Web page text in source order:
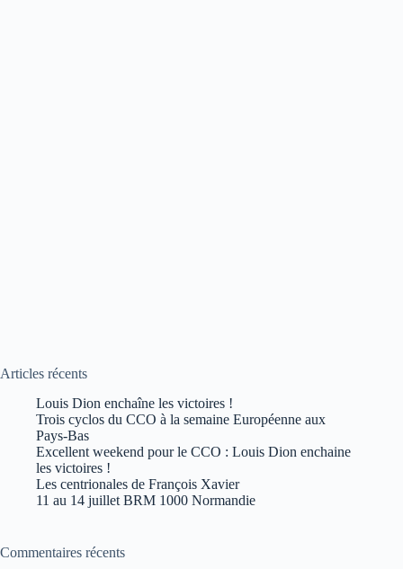
Articles récents
Louis Dion enchaîne les victoires !
Trois cyclos du CCO à la semaine Européenne aux
Pays-Bas
Excellent weekend pour le CCO : Louis Dion enchaine
les victoires !
Les centrionales de François Xavier
11 au 14 juillet BRM 1000 Normandie
Commentaires récents